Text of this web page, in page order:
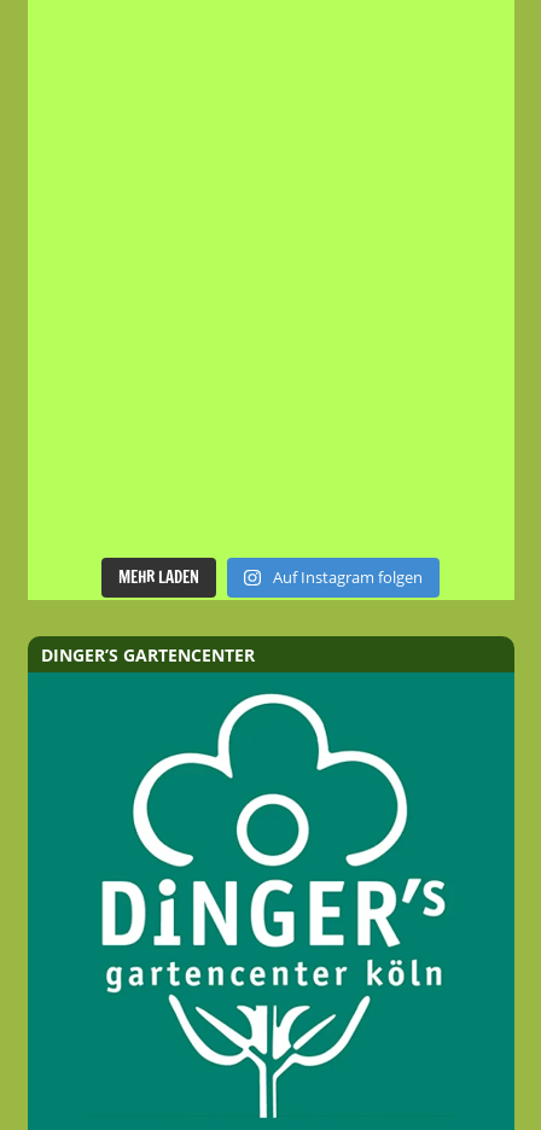
MEHR LADEN Auf Instagram folgen
DINGER’S GARTENCENTER